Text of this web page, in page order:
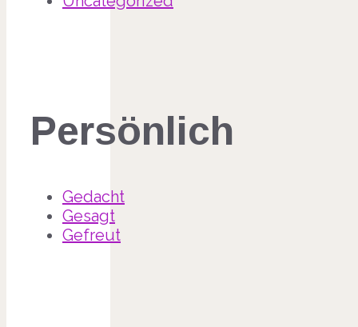
Persönlich
Gedacht
Gesagt
Gefreut